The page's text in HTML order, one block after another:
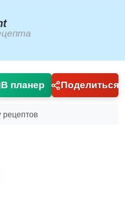
В планер Поделиться
рецептов